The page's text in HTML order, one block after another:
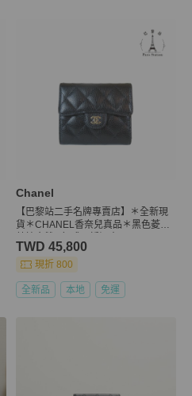
Chanel
【巴黎站二手名牌專賣店】＊全新現
貨＊CHANEL香奈兒真品＊黑色菱格
TWD 45,800
現折 800
全新品 本地 免運